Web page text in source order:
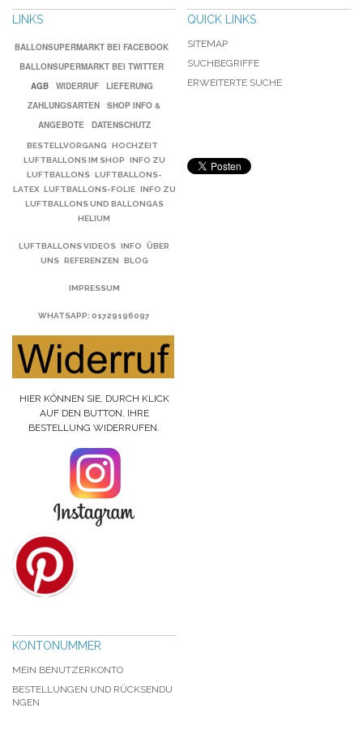
LINKS
BALLONSUPERMARKT BEI FACEBOOK
BALLONSUPERMARKT BEI TWITTER
AGB
WIDERRUF
LIEFERUNG
ZAHLUNGSARTEN
SHOP INFO &
ANGEBOTE
DATENSCHUTZ
BESTELLVORGANG
HOCHZEIT
LUFTBALLONS IM SHOP
INFO ZU
LUFTBALLONS LUFTBALLONS-
LATEX LUFTBALLONS-FOLIE INFO ZU
LUFTBALLONS UND BALLONGAS
HELIUM
LUFTBALLONS VIDEOS INFO
ÜBER
UNS REFERENZEN BLOG
IMPRESSUM
WHATSAPP: 01729196097
HIER KÖNNEN SIE, DURCH KLICK
AUF DEN BUTTON, IHRE
BESTELLUNG WIDERRUFEN.
QUICK LINKS
SITEMAP
SUCHBEGRIFFE
ERWEITERTE SUCHE
KONTONUMMER
MEIN BENUTZERKONTO
BESTELLUNGEN UND RÜCKSENDU
NGEN